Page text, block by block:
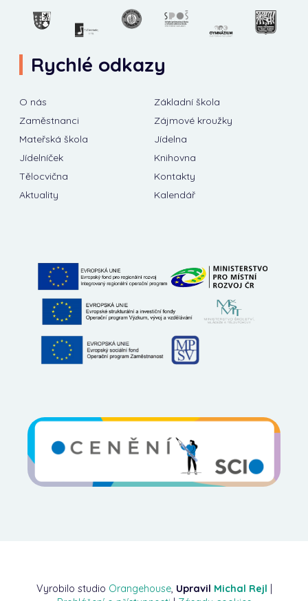
Rychlé odkazy
O nás
Základní škola
Zaměstnanci
Zájmové kroužky
Mateřská škola
Jídelna
Jídelníček
Knihovna
Tělocvična
Kontakty
Aktuality
Kalendář
Vyrobilo studio Orangehouse, Upravil Michal Rejl |